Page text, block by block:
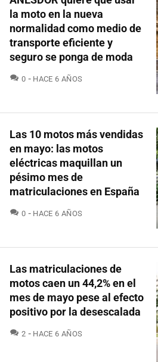
la moto en la nueva
normalidad como medio de
transporte eficiente y
seguro se ponga de moda
0 COMENTARIOS
HACE 6 AÑOS
Las 10 motos más vendidas
en mayo: las motos
eléctricas maquillan un
pésimo mes de
matriculaciones en España
0 COMENTARIOS
HACE 6 AÑOS
Las matriculaciones de
motos caen un 44,2% en el
mes de mayo pese al efecto
positivo por la desescalada
2 COMENTARIOS
HACE 6 AÑOS